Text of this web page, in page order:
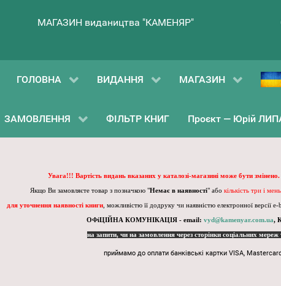
МАГАЗИН видаництва "КАМЕНЯР"
ГОЛОВНА ВИДАННЯ МАГАЗИН
ЗАМОВЛЕННЯ ФІЛЬТР КНИГ Проєкт — Юрій
Увага!!! Вартість видань вказаних у каталозі-магазині може бути
Якщо Ви замовляєте товар з позначкою "Немає в наявності" або кількість три і
для уточнення наявності книги, можливістю її додруку чи наявністю електронної версії e-
ОФіЦІЙНА КОМУНІКАЦІЯ - email: vyd@kamenyar.com.ua,
на запити, чи на замовлення через сторінки соціальних
приймамо до оплати банківські картки VISA,